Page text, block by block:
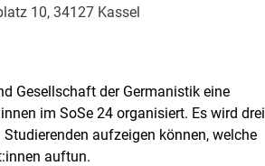
10, 34127 Kassel
Gesellschaft der Germanistik eine
im SoSe 24 organisiert. Es wird drei
aufzeigen können, welche
auftun.